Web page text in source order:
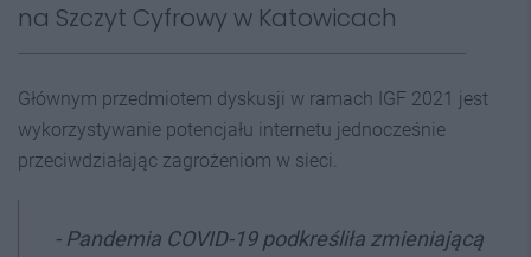
na Szczyt Cyfrowy w Katowicach
Głównym przedmiotem dyskusji w ramach IGF 2021 jest
wykorzystywanie potencjału internetu jednocześnie
przeciwdziałając zagrożeniom w sieci.
- Pandemia COVID-19 podkreśliła zmieniającą